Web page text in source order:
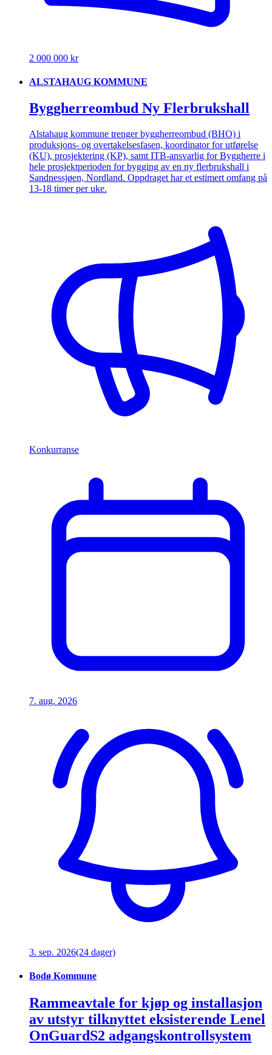
2 000 000 kr
ALSTAHAUG KOMMUNE
Byggherreombud Ny Flerbrukshall
Alstahaug kommune trenger byggherreombud (BHO) i
produksjons- og overtakelsesfasen, koordinator for utførelse
(KU), prosjektering (KP), samt ITB-ansvarlig for Byggherre i
hele prosjektperioden for bygging av en ny flerbrukshall i
Sandnessjøen, Nordland. Oppdraget har et estimert omfang på
13-18 timer per uke.
Konkurranse
7. aug. 2026
3. sep. 2026(24 dager)
Bodø Kommune
Rammeavtale for kjøp og installasjon
av utstyr tilknyttet eksisterende Lenel
OnGuardS2 adgangskontrollsystem